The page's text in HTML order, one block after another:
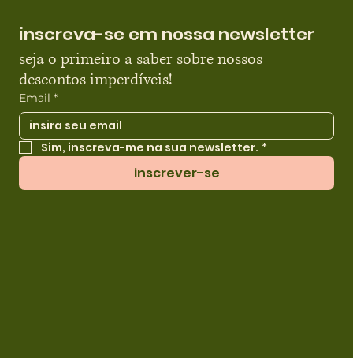
inscreva-se em nossa newsletter
seja o primeiro a saber sobre nossos
descontos imperdíveis!
Email *
Sim, inscreva-me na sua newsletter. *
inscrever-se